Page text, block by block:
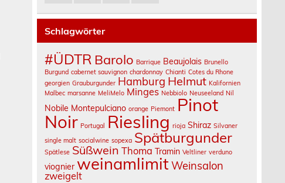
Schlagwörter
#ÜDTR Barolo Barrique Beaujolais Brunello
Burgund cabernet sauvignon chardonnay Chianti Cotes du Rhone
georgien Grauburgunder Hamburg Helmut Kalifornien
Malbec marsanne MeliMelo Minges Nebbiolo Neuseeland Nil
Nobile Montepulciano orange Piemont Pinot
Noir Portugal Riesling rioja Shiraz Silvaner
single malt socialwine sopexa Spätburgunder
Spätlese Süßwein Thoma Tramin Veltliner verduno
viognier weinamlimit Weinsalon
zweigelt